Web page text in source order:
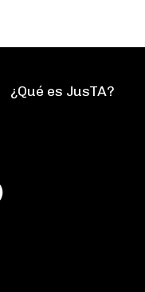
¿Qué es JusTA?